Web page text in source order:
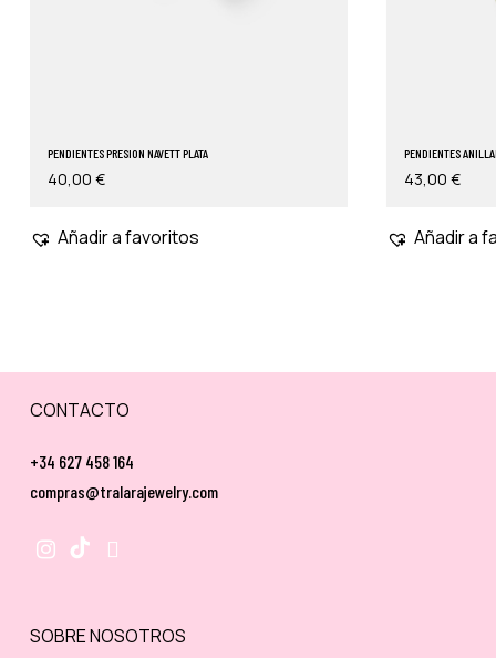
PENDIENTES PRESION NAVETT PLATA
40,00 €
Añadir a favoritos
PENDIENTES
43,00 €
Añadir a
CONTACTO
+34 627 458 164
compras@tralarajewelry.com
SOBRE NOSOTROS